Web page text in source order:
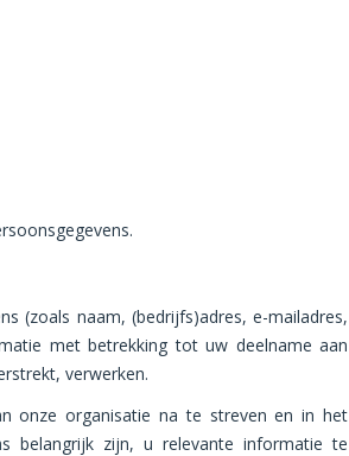
(zoals naam, (bedrijfs)adres, e-mailadres,
met betrekking tot uw deelname aan
verwerken.
onze organisatie na te streven en in het
belangrijk zijn, u relevante informatie te